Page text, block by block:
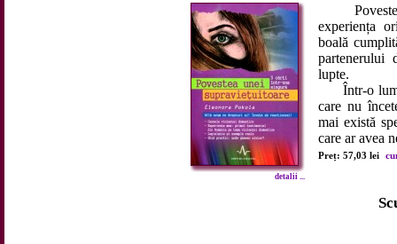
detalii ...
Povestea
experiența
boală
partenerului
lupte.
Într-o lume
care nu
mai există
care ar avea
Preț: 57,03 lei